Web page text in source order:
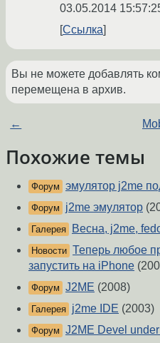
03.05.2014
Ссылка
Вы не можете добавлять
перемещена в архив.
←
Похожие темы
Форум эмулятор j2me
Форум j2me эмулятор
Галерея Весна, j2me,
Новости Теперь любое
запустить на iPhone
Форум J2ME (2008)
Галерея j2me IDE (2003)
Форум J2ME Devel